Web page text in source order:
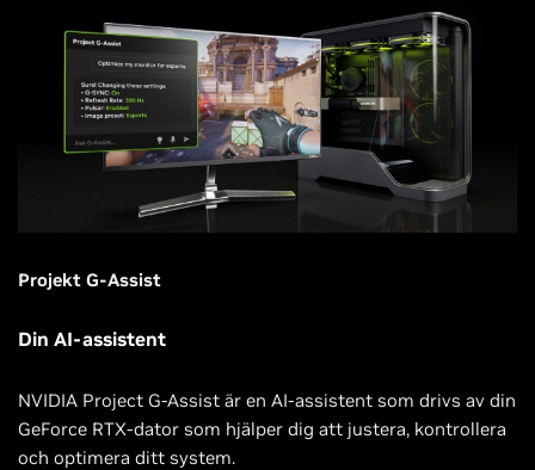
Projekt G-Assist
Din AI-assistent
NVIDIA Project G-Assist är en AI-assistent som drivs av din
GeForce RTX-dator som hjälper dig att justera, kontrollera
och optimera ditt system.